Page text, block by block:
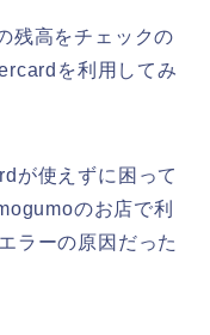
残高をチェックの
を利用してみ
が使えずに困って
のお店で利
ラーの原因だった